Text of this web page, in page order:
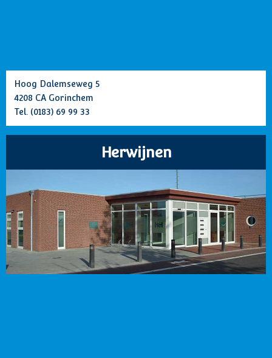
Hoog Dalemseweg 5
4208 CA Gorinchem
Tel. (0183) 69 99 33
Herwijnen